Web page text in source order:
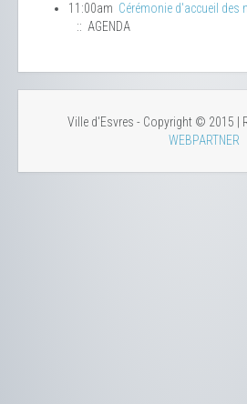
11:00am Cérémonie d'accueil des
:: AGENDA
Ville d'Esvres - Copyright © 2015 |
WEBPARTNER